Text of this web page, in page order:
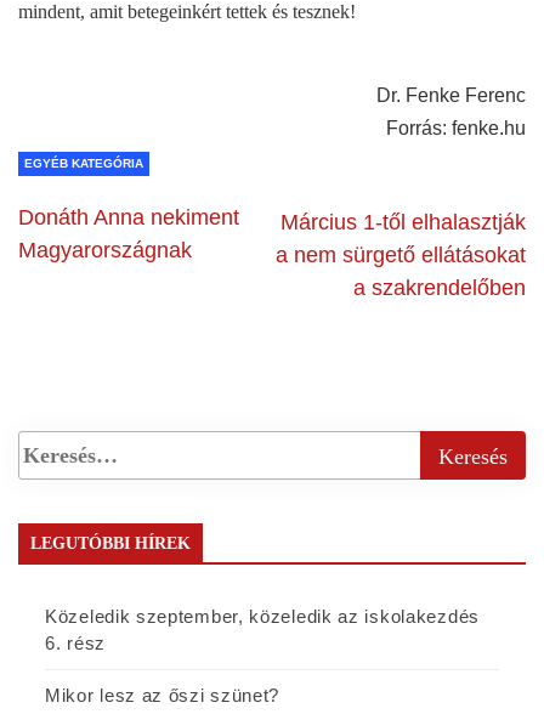
mindent, amit betegeinkért tettek és tesznek!
Dr. Fenke Ferenc
Forrás: fenke.hu
EGYÉB KATEGÓRIA
Donáth Anna nekiment
Magyarországnak
Március 1-től elhalasztják
a nem sürgető ellátásokat
a szakrendelőben
LEGUTÓBBI HÍREK
Közeledik szeptember, közeledik az iskolakezdés
6. rész
Mikor lesz az őszi szünet?